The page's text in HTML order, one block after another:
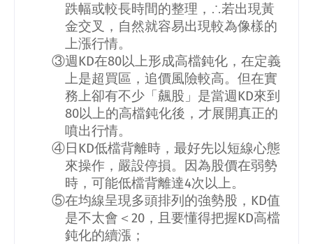
跌幅或較長時間的整理，∴若出現黃
金交叉，自然就容易出現較為像樣的
上漲行情。
③週KD在80以上形成高檔鈍化，在定義
上是超買區，追價風險較高。但在實
務上卻有不少「飆股」是當週KD來到
80以上的高檔鈍化後，才展開真正的
噴出行情。
④日 KD低檔背離時，最好先以短線心態
來操作，嚴設停損。因為股價在弱勢
時，可能低檔背離達4次以上。
⑤在均線呈現多頭排列的強勢股， KD值
是不太會＜20 ，且要懂得把握KD高檔
鈍化的續漲；